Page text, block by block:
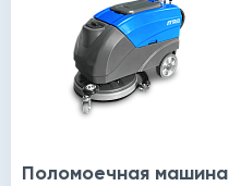
Поломоечная